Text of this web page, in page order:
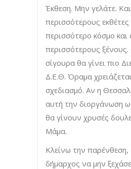
Έκθεση. Μην γελάτε. Και
περισσότερους εκθέτες
περισσότερο κόσμο και
περισσότερους
σίγουρα θα γίνει πιο
Δ.Ε.Θ. Όραμα
σχεδιασμό. Αν η
αυτή την διοργάνωση
θα γίνουν χρυσές
Μάμα.
Κλείνω την παρένθεση,
δήμαρχος να μην